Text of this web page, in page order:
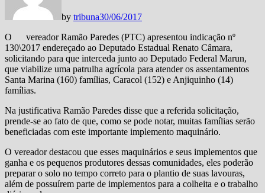
by tribuna30/06/2017
O vereador Ramão Paredes (PTC) apresentou indicação nº
130\2017 endereçado ao Deputado Estadual Renato Câmara,
solicitando para que interceda junto ao Deputado Federal Marun,
que viabilize uma patrulha agrícola para atender os assentamentos
Santa Marina (160) famílias, Caracol (152) e Anjiquinho (14)
famílias.
Na justificativa Ramão Paredes disse que a referida solicitação,
prende-se ao fato de que, como se pode notar, muitas famílias serão
beneficiadas com este importante implemento maquinário.
O vereador destacou que esses maquinários e seus implementos que
ganha e os pequenos produtores dessas comunidades, eles poderão
preparar o solo no tempo correto para o plantio de suas lavouras,
além de possuírem parte de implementos para a colheita e o trabalho